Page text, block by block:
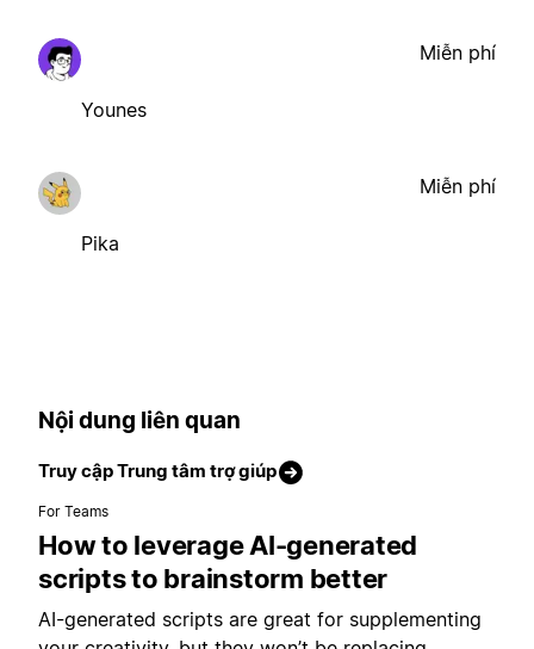
Younes
Miễn phí
Pika
Miễn phí
Nội dung liên quan
Truy cập Trung tâm trợ giúp
For Teams
How to leverage AI-generated
scripts to brainstorm better
AI-generated scripts are great for supplementing